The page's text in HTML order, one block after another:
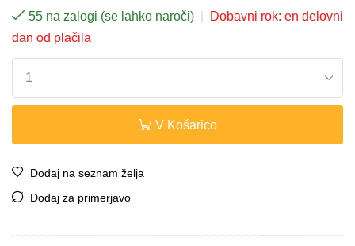
55 na zalogi (se lahko naroči)
Dobavni rok: en delovni
dan od plačila
V Košarico
Dodaj na seznam želja
Dodaj za primerjavo